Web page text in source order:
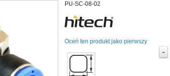
PU-SC-08-02
Oceń ten produkt jako pierwszy
-